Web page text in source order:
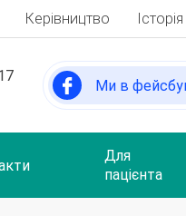
Керівництво
Ми в
Для
пацієнта